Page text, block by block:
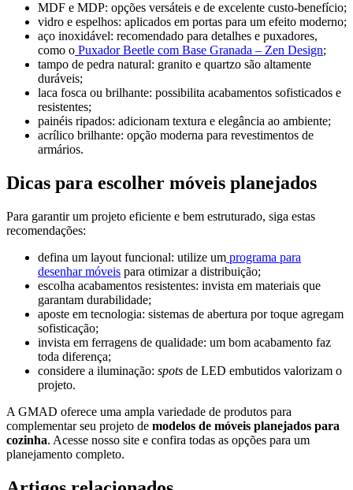
MDF e MDP: opções versáteis e de excelente custo-benefício;
vidro e espelhos: aplicados em portas para um efeito moderno;
aço inoxidável: recomendado para detalhes e puxadores,
como o Puxador Beetle com Base Granada – Zen Design;
tampo de pedra natural: granito e quartzo são altamente
duráveis;
laca fosca ou brilhante: possibilita acabamentos sofisticados e
resistentes;
painéis ripados: adicionam textura e elegância ao ambiente;
acrílico brilhante: opção moderna para revestimentos de
armários.
Dicas para escolher móveis planejados
Para garantir um projeto eficiente e bem estruturado, siga estas
recomendações:
defina um layout funcional: utilize um programa para
desenhar móveis para otimizar a distribuição;
escolha acabamentos resistentes: invista em materiais que
garantam durabilidade;
aposte em tecnologia: sistemas de abertura por toque agregam
sofisticação;
invista em ferragens de qualidade: um bom acabamento faz
toda diferença;
considere a iluminação: spots de LED embutidos valorizam o
projeto.
A GMAD oferece uma ampla variedade de produtos para
complementar seu projeto de modelos de móveis planejados para
cozinha. Acesse nosso site e confira todas as opções para um
planejamento completo.